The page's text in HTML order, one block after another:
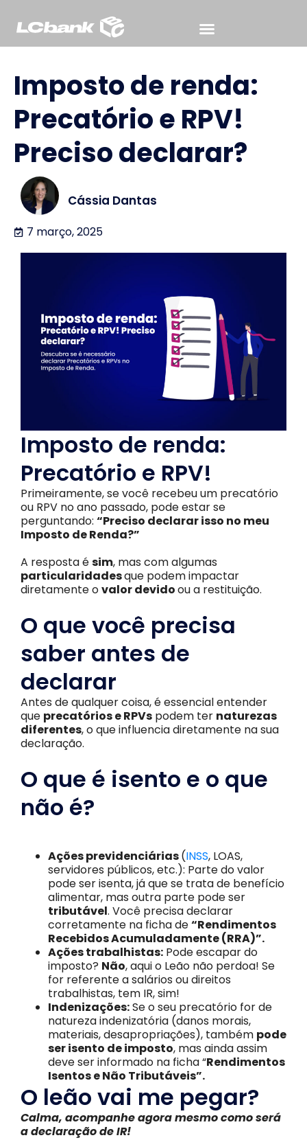
Imposto de renda:
Precatório e RPV!
Preciso declarar?
Cássia Dantas
7 março, 2025
Imposto de renda:
Precatório e RPV!
Primeiramente, se você recebeu um precatório
ou RPV no ano passado, pode estar se
perguntando: “Preciso declarar isso no meu
Imposto de Renda?”
A resposta ésim, mas com algumas
particularidadesque podem impactar
diretamente ovalor devidoou a restituição.
O que você precisa
saber antes de
declarar
Antes de qualquer coisa, é essencial entender
que precatórios e RPVs podem ter naturezas
diferentes, o que influencia diretamente na sua
declaração.
O que é isento e o que
não é?
Ações previdenciárias(INSS, LOAS,
servidores públicos, etc.): Parte do valor
pode ser isenta, já que se trata de benefício
alimentar, mas outra parte pode ser
tributável. Você precisa declarar
corretamente na ficha de“Rendimentos
Recebidos Acumuladamente (RRA)”.
Ações trabalhistas: Pode escapar do
imposto? Não, aqui o Leão não perdoa! Se
for referente a salários ou direitos
trabalhistas, tem IR, sim!
Indenizações:Se o seu precatório for de
natureza indenizatória (danos morais,
materiais, desapropriações), também pode
ser isento de imposto, mas ainda assim
deve ser informado na ficha “Rendimentos
Isentos e Não Tributáveis”.
O leão vai me pegar?
Calma, acompanhe agora mesmo como será
a declaração de IR!